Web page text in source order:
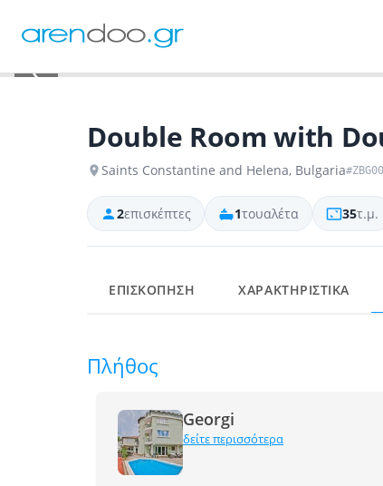
‹
Double Room with
Saints Constantine and Helena, Bulgaria
2επισκέπτες 1τουαλέτα 35τ.μ.
ΕΠΙΣΚΟΠΗΣΗ ΧΑΡΑΚΤΗΡΙΣΤΙΚΑ
Πλήθος
Georgi
δείτε περισσότερα